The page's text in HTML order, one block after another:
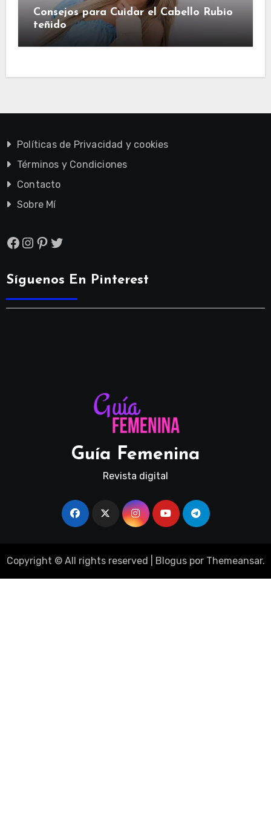
Consejos para Cuidar el Cabello Rubio
teñido
Políticas de Privacidad y cookies
Términos y Condiciones
Contacto
Sobre Mí
Facebook
Instagram
Pinterest
Twitter
Síguenos En Pinterest
Guía Femenina
Revista digital
Copyright © All rights reserved Bloguspor Themeansar.